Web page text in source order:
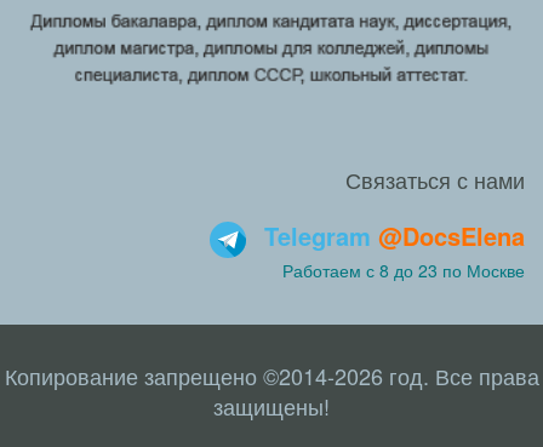
Связаться с нами
Telegram @DocsElena
Работаем с 8 до 23 по Москве
Копирование запрещено ©2014-2026 год. Все права
защищены!